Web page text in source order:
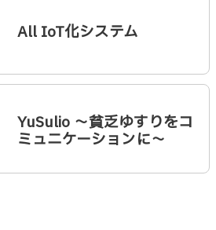
All IoT化システム
YuSulio 〜貧乏ゆすりをコ
ミュニケーションに〜